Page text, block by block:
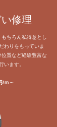
修理
ちろん私得意とし
わりをもっていま
置など経験豊富な
います。
/ｍ～